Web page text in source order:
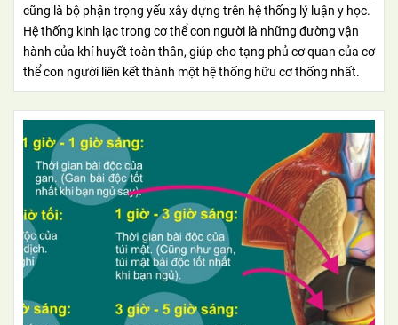
cũng là bộ phận trọng yếu xây dựng trên hệ thống lý luận y học.
Hệ thống kinh lạc trong cơ thể con người là những đường vận
hành của khí huyết toàn thân, giúp cho tạng phủ cơ quan của cơ
thể con người liên kết thành một hệ thống hữu cơ thống nhất.